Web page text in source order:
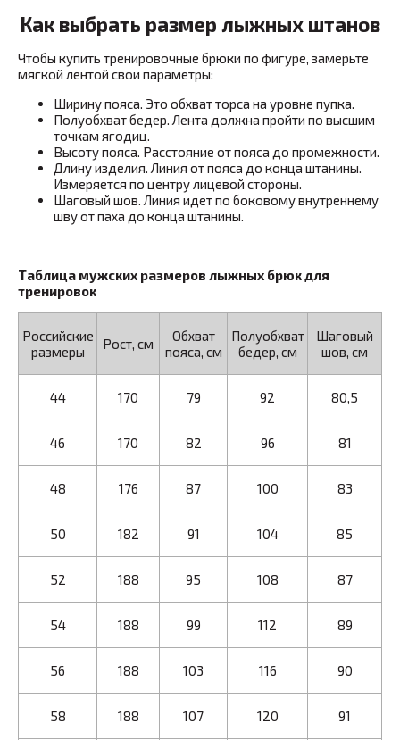
Как выбрать размер лыжных штанов
Чтобы купить тренировочные брюки по фигуре, замерьте
мягкой лентой свои параметры:
Ширину пояса. Это обхват торса на уровне пупка.
Полуобхват бедер. Лента должна пройти по высшим
точкам ягодиц.
Высоту пояса. Расстояние от пояса до промежности.
Длину изделия. Линия от пояса до конца штанины.
Измеряется по центру лицевой стороны.
Шаговый шов. Линия идет по боковому внутреннему
шву от паха до конца штанины.
Таблица мужских размеров лыжных брюк для
тренировок
Российские
размеры
Рост, см
Обхват
пояса, см
Полуобхват
бедер, см
Шаговый
шов, см
44 170 79 92 80,5
46 170 82 96 81
48 176 87 100 83
50 182 91 104 85
52 188 95 108 87
54 188 99 112 89
56 188 103 116 90
58 188 107 120 91